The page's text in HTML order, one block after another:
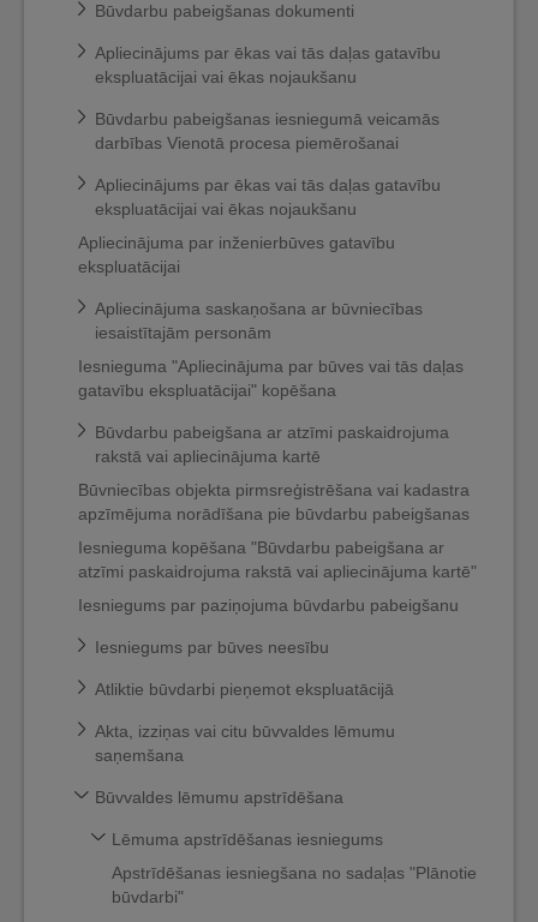
Būvdarbu pabeigšanas dokumenti
Apliecinājums par ēkas vai tās daļas gatavību
ekspluatācijai vai ēkas nojaukšanu
Būvdarbu pabeigšanas iesniegumā veicamās
darbības Vienotā procesa piemērošanai
Apliecinājums par ēkas vai tās daļas gatavību
ekspluatācijai vai ēkas nojaukšanu
Apliecinājuma par inženierbūves gatavību
ekspluatācijai
Apliecinājuma saskaņošana ar būvniecības
iesaistītajām personām
Iesnieguma "Apliecinājuma par būves vai tās daļas
gatavību ekspluatācijai" kopēšana
Būvdarbu pabeigšana ar atzīmi paskaidrojuma
rakstā vai apliecinājuma kartē
Būvniecības objekta pirmsreģistrēšana vai kadastra
apzīmējuma norādīšana pie būvdarbu pabeigšanas
Iesnieguma kopēšana "Būvdarbu pabeigšana ar
atzīmi paskaidrojuma rakstā vai apliecinājuma kartē"
Iesniegums par paziņojuma būvdarbu pabeigšanu
Iesniegums par būves neesību
Atliktie būvdarbi pieņemot ekspluatācijā
Akta, izziņas vai citu būvvaldes lēmumu
saņemšana
Būvvaldes lēmumu apstrīdēšana
Lēmuma apstrīdēšanas iesniegums
Apstrīdēšanas iesniegšana no sadaļas "Plānotie
būvdarbi"